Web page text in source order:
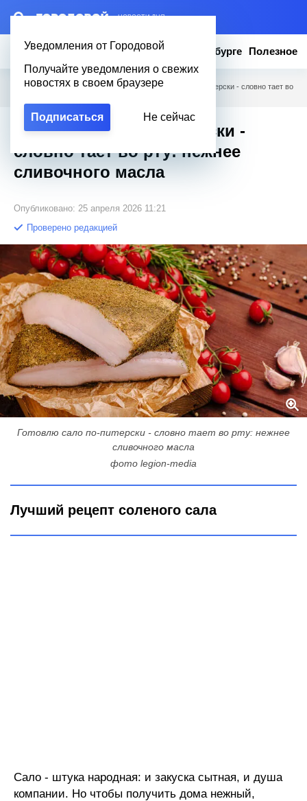
– НОВОСТИ ДНЯ
Уведомления от Городовой
Получайте уведомления о свежих
новостях в своем браузере
Подписаться Не сейчас
Новости Эксклюзив Вопросы о Петербурге Полезное
Городовой Новости Петербурга / Готовлю сало по-питерски - словно тает во
Готовлю сало по-питерски -
словно тает во рту: нежнее
сливочного масла
Опубликовано: 25 апреля 2026 11:21
Проверено редакцией
Готовлю сало по-питерски - словно тает во рту: нежнее
сливочного масла
фото legion-media
Лучший рецепт соленого сала
Сало - штука народная: и закуска сытная, и душа
компании. Но чтобы получить дома нежный,